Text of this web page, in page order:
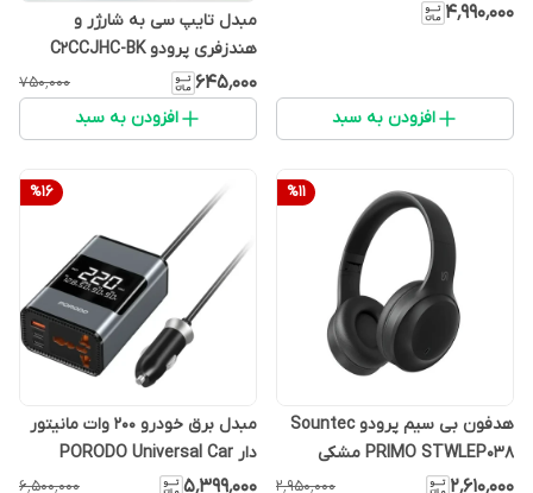
۴٬۹۹۰٬۰۰۰
افزودن به سبد
مبدل تایپ سی به شارژر و
هندزفری پرودو C2CCJHC-BK
۶۴۵٬۰۰۰ ۷۵۰٬۰۰۰
افزودن به سبد
%11
هدفون بی سیم پرودو Sountec
PRIMO STWLEP038 مشکی
۲٬۶۱۰٬۰۰۰ ۲٬۹۵۰٬۰۰۰
%16
مبدل برق خودرو 200 وات مانیتور
دار PORODO Universal Car
Power Inverter 200W FWC067
۵٬۳۹۹٬۰۰۰ ۶٬۵۰۰٬۰۰۰